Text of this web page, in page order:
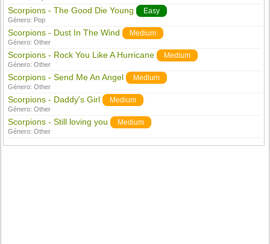
Scorpions - The Good Die Young Easy
Género: Pop
Scorpions - Dust In The Wind Medium
Género:Other
Scorpions - Rock You Like A Hurricane Medium
Género:Other
Scorpions - Send Me An Angel Medium
Género:Other
Scorpions - Daddy's Girl Medium
Género:Other
Scorpions - Still loving you Medium
Género:Other